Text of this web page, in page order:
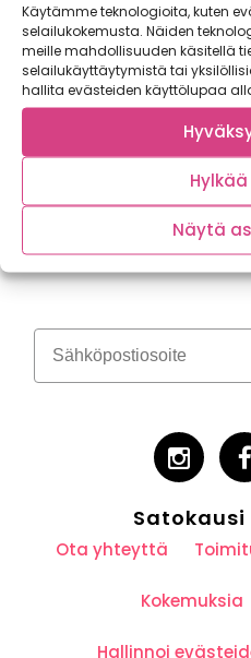
Käytämme teknologioita, kuten
selailukokemusta. Näiden
meille mahdollisuuden käsitellä
selailukäyttäytymistä tai
hallita evästeiden käyttölupaa
Näytä
Tilaa
Satokausi
Ota yhteyttä
Kokemuksia
Hallinnoi